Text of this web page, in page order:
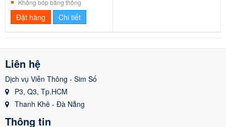
Không bóp băng thông
Đặt hàng Chi tiết
Liên hệ
Dịch vụ Viễn Thông - Sim Số
P3, Q3, Tp.HCM
Thanh Khê - Đà Nẵng
Thông tin